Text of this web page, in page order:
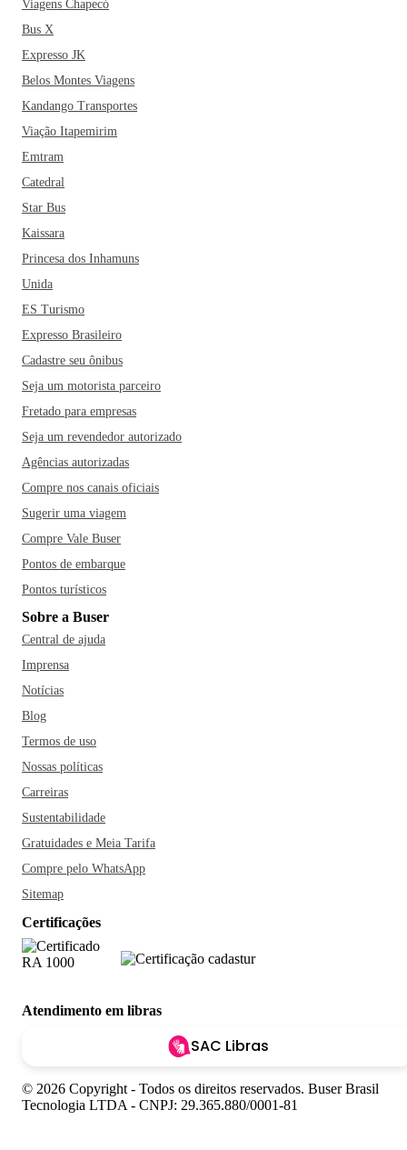
Viagens Chapecó
Bus X
Expresso JK
Belos Montes Viagens
Kandango Transportes
Viação Itapemirim
Emtram
Catedral
Star Bus
Kaissara
Princesa dos Inhamuns
Unida
ES Turismo
Expresso Brasileiro
Cadastre seu ônibus
Seja um motorista parceiro
Fretado para empresas
Seja um revendedor autorizado
Agências autorizadas
Compre nos canais oficiais
Sugerir uma viagem
Compre Vale Buser
Pontos de embarque
Pontos turísticos
Sobre a Buser
Central de ajuda
Imprensa
Notícias
Blog
Termos de uso
Nossas políticas
Carreiras
Sustentabilidade
Gratuidades e Meia Tarifa
Compre pelo WhatsApp
Sitemap
Certificações
Atendimento em libras
SAC Libras
© 2026 Copyright - Todos os direitos reservados. Buser Brasil
Tecnologia LTDA - CNPJ: 29.365.880/0001-81